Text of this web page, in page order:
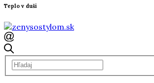
Teplo v duši